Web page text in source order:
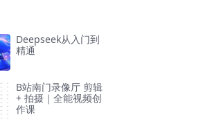
Deepseek从入门到
精通
B站南门录像厅 剪辑
+ 拍摄｜全能视频创
作课